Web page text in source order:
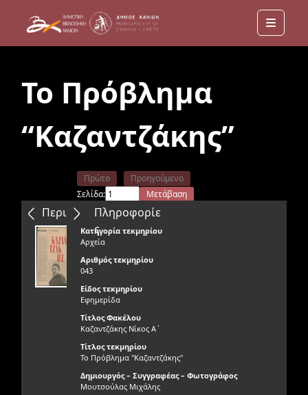
Menu
Το Πρόβλημα
“Καζαντζάκης”
Περιεχόμενα
Πρώτο
Προηγούμενο
Σελίδα:
Μετάβαση
Επόμενο
Τελευταίο
Πληροφορίε
ς
Κατηγορία τεκμηρίου
Αρχεία
Αριθμός τεκμηρίου
043
Είδος τεκμηρίου
Εφημερίδα
Τίτλος Φακέλου
Καζαντζάκης Νίκος Α΄
Τίτλος τεκμηρίου
Το Πρόβλημα "Καζαντζάκης"
Δημιουργός – Συγγραφέας – Φωτογράφος
Μουτσούλας Μιχάλης